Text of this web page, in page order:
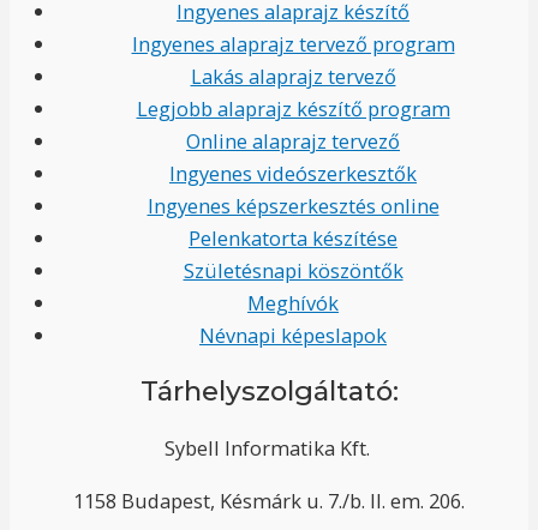
Ingyenes alaprajz készítő
Ingyenes alaprajz tervező program
Lakás alaprajz tervező
Legjobb alaprajz készítő program
Online alaprajz tervező
Ingyenes videószerkesztők
Ingyenes képszerkesztés online
Pelenkatorta készítése
Születésnapi köszöntők
Meghívók
Névnapi képeslapok
Tárhelyszolgáltató:
Sybell Informatika Kft.
1158 Budapest, Késmárk u. 7./b. II. em. 206.